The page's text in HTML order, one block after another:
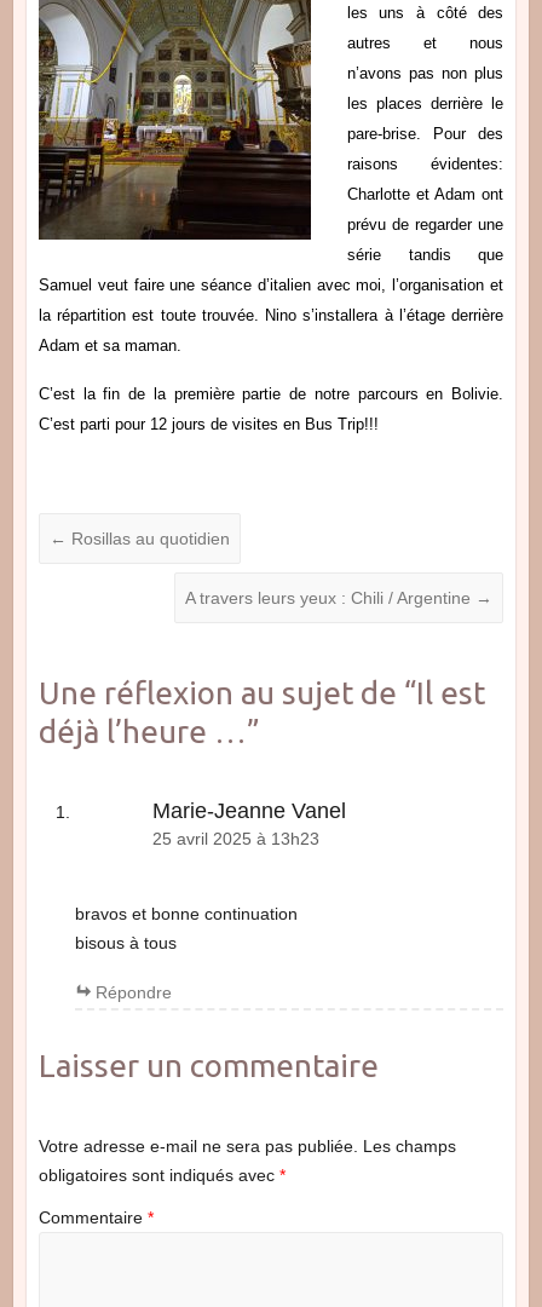
les uns à côté des
autres et nous
n’avons pas non plus
les places derrière le
pare-brise. Pour des
raisons évidentes:
Charlotte et Adam ont
prévu de regarder une
série tandis que
Samuel veut faire une séance d’italien avec moi, l’organisation et
la répartition est toute trouvée. Nino s’installera à l’étage derrière
Adam et sa maman.
C’est la fin de la première partie de notre parcours en Bolivie.
C’est parti pour 12 jours de visites en Bus Trip!!!
← Rosillas au quotidien
A travers leurs yeux : Chili / Argentine →
Une réflexion au sujet de “Il est
déjà l’heure …”
Marie-Jeanne Vanel
25 avril 2025 à 13h23
bravos et bonne continuation
bisous à tous
Répondre
Laisser un commentaire
Votre adresse e-mail ne sera pas publiée. Les champs
obligatoires sont indiqués avec *
Commentaire *